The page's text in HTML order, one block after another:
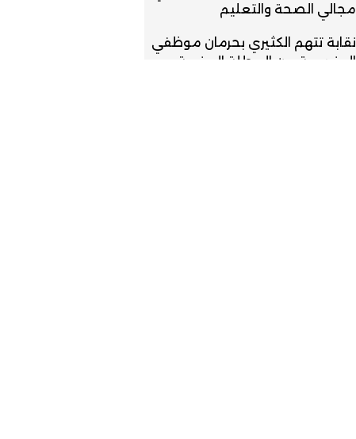
مجالي الصحة والتعليم
نقابة تتهم الكثيري بحرمان موظفي
المندوبية من العطلة السنوية